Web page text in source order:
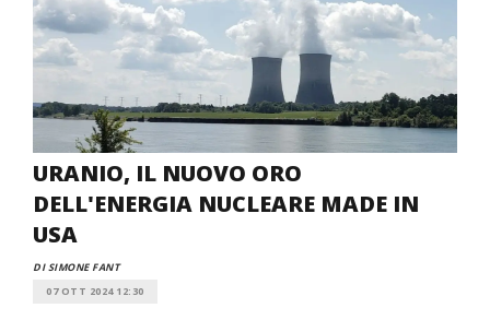
URANIO, IL NUOVO ORO
DELL'ENERGIA NUCLEARE MADE IN
USA
DI SIMONE FANT
07 OTT 2024 12:30